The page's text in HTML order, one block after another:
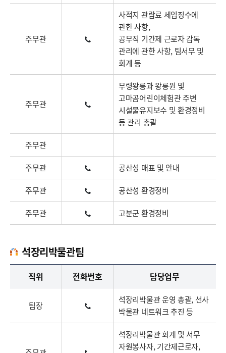
주무관
사적지 관람료 세입징수에
관한 사항,
공무직 기간제 근로자 감독
관리에 관한 사항, 팀서무 및
회계 등
주무관
무령왕릉과 왕릉원 및
고마곰어린이체험관 주변
시설물유지보수 및 환경정비
등 관리 총괄
주무관
주무관 공산성 매표 및 안내
주무관 공산성 환경정비
주무관 고분군 환경정비
석장리박물관팀
석장리박물관팀업무담당자의 정보로 직급, 전화번호, 담당업무를 안내하고 있습니다
직위 전화번호 담당업무
팀장
석장리박물관 운영 총괄, 선사
박물관 네트워크 추진 등
석장리박물관 회계 및 서무
자원봉사자, 기간제근로자,